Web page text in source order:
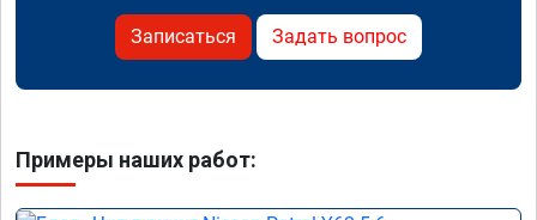
Записаться Задать вопрос
Примеры наших работ: